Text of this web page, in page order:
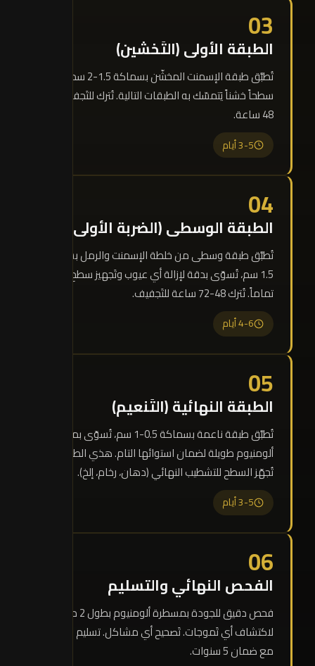
03
الطبقة الأولى (التَخشين)
تُطبَّق طبقة الإسمنت المخشّن بسماكة 1.5-2 سم، تَخلق
48 ساعة.
3-5 أيام
04
الطبقة الوسطى (الضربة الأولى)
تُطبَّق طبقة وسطى من خلطة الإسمنت والرمل بسماكة
1.5 سم، تُسوّى بدقة لإزالة أي عيوب وتَجهيز سطح مستوٍ
تماماً. تُترك 48-72 ساعة للتَجفيف.
4-6 أيام
05
الطبقة النهائية (التَنعيم)
تُطبَّق طبقة ناعمة بسماكة 0.5-1 سم، تُسوّى بمسطرة
ألومنيوم طويلة لضمان استوائها التام. هذي الطبقة
تُجهّز السطح للتشطيب النهائي (دهان، رخام، إلخ).
3-5 أيام
06
الفحص النهائي والتسليم
فحص دقيق للجودة بمسطرة ألومنيوم بطول 2 متر
لاكتشاف أي تَموجات. تَصحيح أي مشاكل. تسليم رسمي
مع ضمان 5 سنوات.